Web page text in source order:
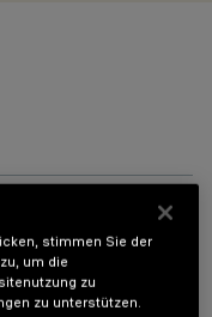
stimmen Sie der
um die
zu
zu unterstützen.